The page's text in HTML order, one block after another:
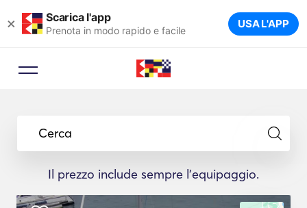
× Scarica l'app
Prenota in modo rapido e facile USA L'APP
Cerca
Il prezzo include sempre l'equipaggio.